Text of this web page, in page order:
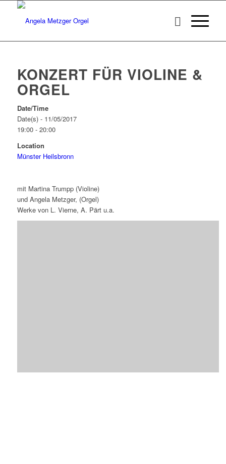
KONZERT FÜR VIOLINE &
ORGEL
Date/Time
Date(s) - 11/05/2017
19:00 - 20:00
Location
Münster Heilsbronn
mit Martina Trumpp (Violine)
und Angela Metzger, (Orgel)
Werke von L. Vierne, A. Pärt u.a.